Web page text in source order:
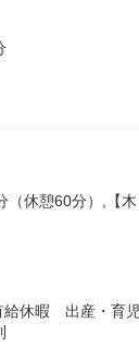
（休憩60分）,【
休暇 出産・育